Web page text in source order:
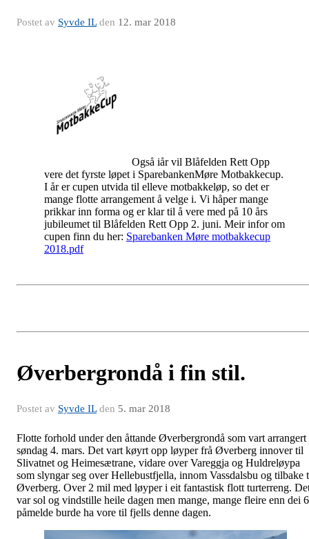
Postet av Syvde ILden 12. mar 2018
Også iår vil Blåfelden Rett Opp
vere det fyrste løpet i SparebankenMøre Motbakkecup.
I år er cupen utvida til elleve motbakkeløp, so det er
mange flotte arrangement å velge i. Vi håper mange
prikkar inn forma og er klar til å vere med på 10 års
jubileumet til Blåfelden Rett Opp 2. juni. Meir infor om
cupen finn du her: Sparebanken Møre motbakkecup
2018.pdf
Øverbergrondå i fin stil.
Postet av Syvde ILden 5. mar 2018
Flotte forhold under den åttande Øverbergrondå som vart arrangert
søndag 4. mars. Det vart køyrt opp løyper frå Øverberg innover til
Slivatnet og Heimesætrane, vidare over Vareggja og Huldreløypa
som slyngar seg over Hellebustfjella, innom Vassdalsbu og tilbake
Øverberg. Over 2 mil med løyper i eit fantastisk flott turterreng.
var sol og vindstille heile dagen men mange, mange fleire enn dei
påmelde burde ha vore til fjells denne dagen.